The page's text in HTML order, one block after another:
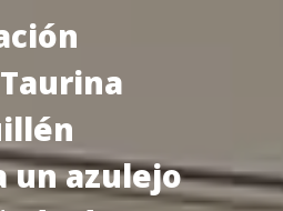
un azulejo